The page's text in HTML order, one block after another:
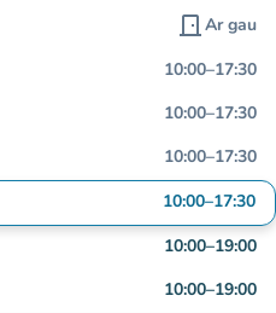
door_front Ar gau
10:00–17:30
10:00–17:30
10:00–17:30
10:00–17:30
10:00–19:00
10:00–19:00